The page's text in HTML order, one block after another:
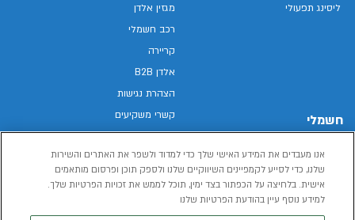
ליסינג תפעולי
חשמלי
רכב חשמלי
הכל על רכב חשמלי
מגזין אלדן
רכב חשמלי
קריירה
אלדן B2B
הצהרת נגישות
קשרי משקיעים
מפת האתר
מדיניות פרטיות
תנאי שימוש
אנו מעבדים את המידע האישי שלך כדי למדוד ולשפר את האתרים והשירות
שלנו, כדי לסייע לקמפיינים השיווקיים שלנו ולספק תוכן ופרסום מותאמים
אישית. בלחיצה על הכפתור בצד ימין, תוכל לממש את זכויות הפרטיות שלך.
למידע נוסף עיין בהודעת הפרטיות שלנו